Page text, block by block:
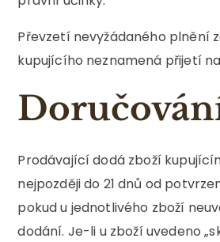
Převzetí nevyžádaného plnění
kupujícího neznamená přijetí
Prodávající dodá zboží
nejpozději do 21 dnů od
pokud u jednotlivého zboží
dodání. Je-li u zboží uvedeno